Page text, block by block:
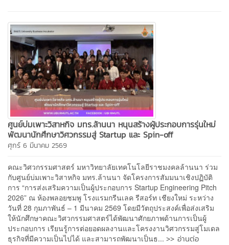
ศูนย์บ่มเพาะวิสาหกิจ มทร.ล้านนา หนุนสร้างผู้ประกอบการรุ่นใหม่
พัฒนานักศึกษาวิศวกรรมสู่ Startup และ Spin-off
ศุกร์ 6 มีนาคม 2569
คณะวิศวกรรมศาสตร์ มหาวิทยาลัยเทคโนโลยีราชมงคลล้านนา ร่วม
กับศูนย์บ่มเพาะวิสาหกิจ มทร.ล้านนา จัดโครงการสัมมนาเชิงปฏิบัติ
การ “การส่งเสริมความเป็นผู้ประกอบการ Startup Engineering Pitch
2026” ณ ห้องพลอยชมพู โรงแรมกรีนเลค รีสอร์ท เชียงใหม่ ระหว่าง
วันที่ 28 กุมภาพันธ์ – 1 มีนาคม 2569 โดยมีวัตถุประสงค์เพื่อส่งเสริม
ให้นักศึกษาคณะวิศวกรรมศาสตร์ได้พัฒนาศักยภาพด้านการเป็นผู้
ประกอบการ เรียนรู้การต่อยอดผลงานและโครงงานวิศวกรรมสู่โมเดล
ธุรกิจที่มีความเป็นไปได้ และสามารถพัฒนาเป็นธ... >> อ่านต่อ